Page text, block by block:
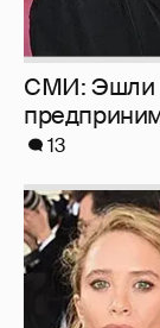
СМИ: Эшли
13